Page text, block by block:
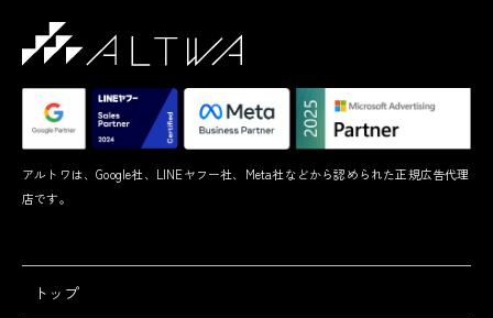
アルトワは、Google社、LINEヤフー社、Meta社などから認められた正規広告代理
店です。
トップ